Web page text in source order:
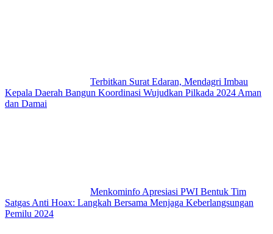
Terbitkan Surat Edaran, Mendagri Imbau
Kepala Daerah Bangun Koordinasi Wujudkan Pilkada 2024 Aman
dan Damai
Menkominfo Apresiasi PWI Bentuk Tim
Satgas Anti Hoax: Langkah Bersama Menjaga Keberlangsungan
Pemilu 2024